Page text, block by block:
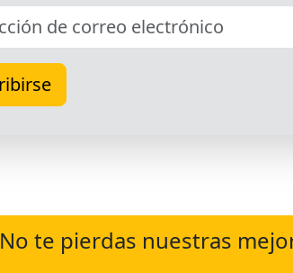
No te pierdas nuestras